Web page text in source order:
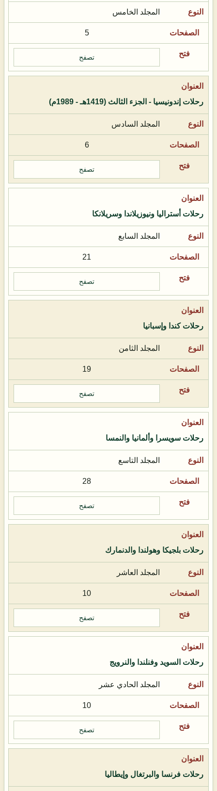
المجلد الخامس
5
تصفح
رحلات إندونيسيا - الجزء الثالث (1419هـ - 1989م)
المجلد السادس
6
تصفح
رحلات أستراليا ونيوزيلاندا وسريلانكا
المجلد السابع
21
تصفح
رحلات كندا وإسبانيا
المجلد الثامن
19
تصفح
رحلات سويسرا وألمانيا والنمسا
المجلد التاسع
28
تصفح
رحلات بلجيكا وهولندا والدنمارك
المجلد العاشر
10
تصفح
رحلات السويد وفنلندا والنرويج
المجلد الحادي عشر
10
تصفح
رحلات فرنسا والبرتغال وإيطاليا